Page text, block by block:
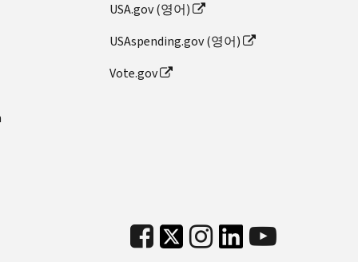
USA.gov (영어)
USAspending.gov (영어)
Vote.gov